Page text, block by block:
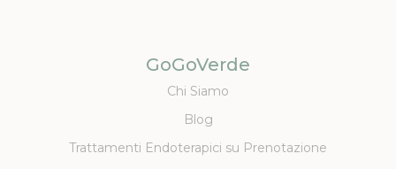
GoGoVerde
Chi Siamo
Blog
Trattamenti Endoterapici su Prenotazione